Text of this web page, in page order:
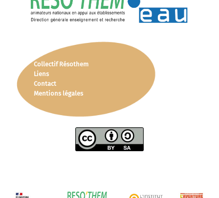
Collectif Résothem
Liens
Contact
Mentions légales